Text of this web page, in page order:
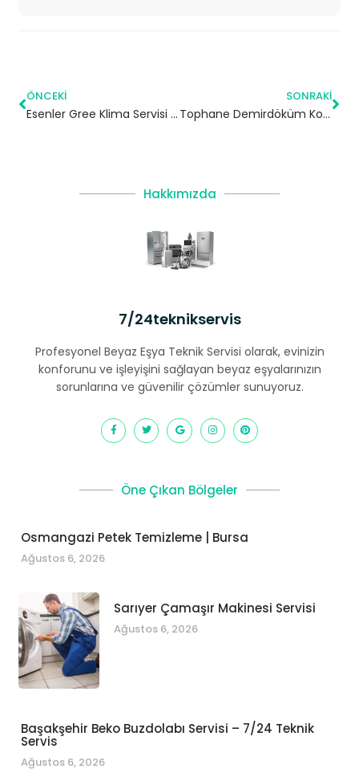
ÖNCEKI
Esenler Gree Klima Servisi – 7/24 Klima Tamiri – Klima Bakımı
SONRAKI
Tophane Demirdöküm Kombi Servisi – Beyoğlu Yetkili Servis
Hakkımızda
7/24teknikservis
Profesyonel Beyaz Eşya Teknik Servisi olarak, evinizin
konforunu ve işleyişini sağlayan beyaz eşyalarınızın
sorunlarına ve güvenilir çözümler sunuyoruz.
Öne Çıkan Bölgeler
Osmangazi Petek Temizleme | Bursa
Ağustos 6, 2026
Sarıyer Çamaşır Makinesi Servisi
Ağustos 6, 2026
Başakşehir Beko Buzdolabı Servisi – 7/24 Teknik
Servis
Ağustos 6, 2026